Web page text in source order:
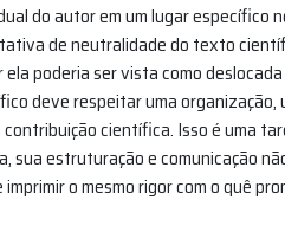
do autor em um lugar específico
de neutralidade do texto
poderia ser vista como
deve respeitar uma
científica. Isso é uma
sua estruturação e comunicação
o mesmo rigor com o quê